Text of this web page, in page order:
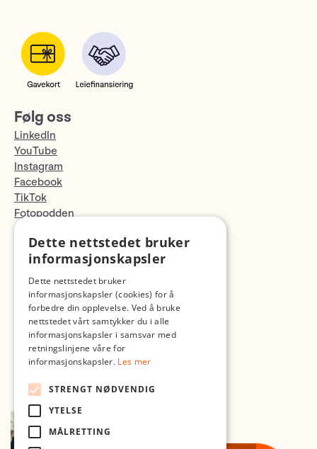
Følg oss
LinkedIn
YouTube
Instagram
Facebook
TikTok
Fotopodden
Med forbehold om skrive- og lagerfeil
Dette nettstedet bruker
informasjonskapsler
Dette nettstedet bruker
informasjonskapsler (cookies) for å
forbedre din opplevelse. Ved å bruke
nettstedet vårt samtykker du i alle
informasjonskapsler i samsvar med
retningslinjene våre for
informasjonskapsler. Les mer
STRENGT NØDVENDIG
YTELSE
MÅLRETTING